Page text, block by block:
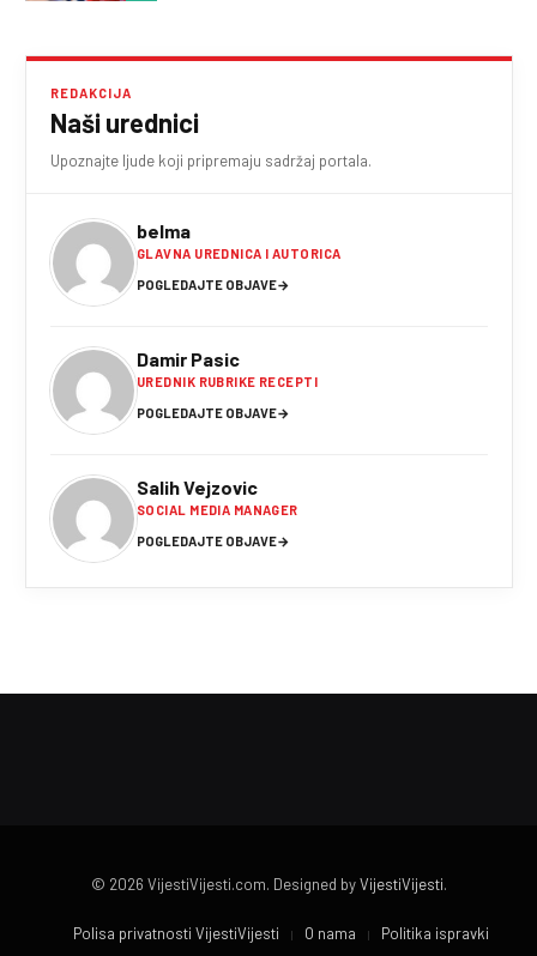
REDAKCIJA
Naši urednici
Upoznajte ljude koji pripremaju sadržaj portala.
belma
GLAVNA UREDNICA I AUTORICA
POGLEDAJTE OBJAVE→
Damir Pasic
UREDNIK RUBRIKE RECEPTI
POGLEDAJTE OBJAVE→
Salih Vejzovic
SOCIAL MEDIA MANAGER
POGLEDAJTE OBJAVE→
© 2026 VijestiVijesti.com. Designed byVijestiVijesti.
Polisa privatnosti VijestiVijesti O nama
Politika ispravki